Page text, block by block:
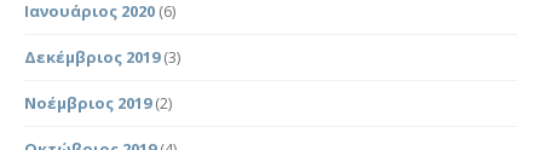
Ιανουάριος 2020 (6)
Δεκέμβριος 2019(3)
Νοέμβριος 2019(2)